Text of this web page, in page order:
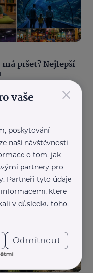
pršet? Nejlepší
mezi dvěma
×
vaše
poskytování
naší návštěvnosti
o tom, jak
partnery pro
Partneři tyto údaje
které
v důsledku toho,
Odmítnout